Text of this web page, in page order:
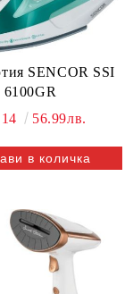
SENCOR SSI
6100GR
56.99лв.